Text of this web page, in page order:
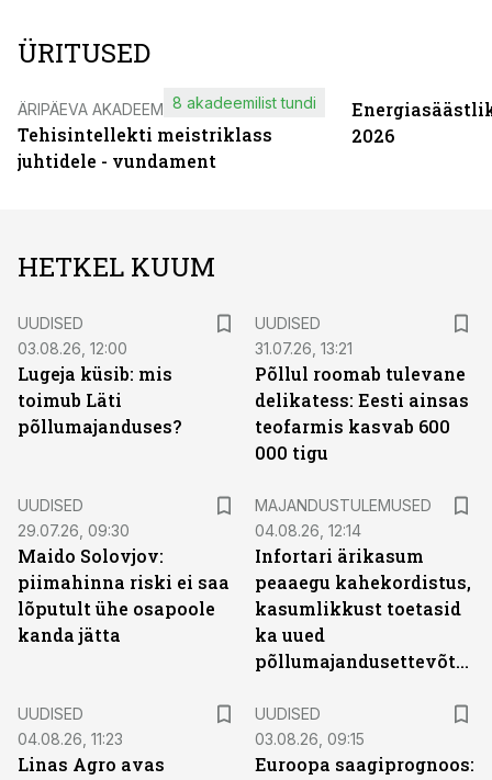
ÜRITUSED
ÄRIPÄEVA AKADEEMIA
Tehisintellekti meistriklass
juhtidele - vundament
8 akadeemilist tundi
2026
HETKEL KUUM
UUDISED
03.08.26, 12:00
Lugeja küsib: mis
toimub Läti
põllumajanduses?
UUDISED
31.07.26, 13:21
Põllul roomab tulevane
delikatess: Eesti ainsas
teofarmis kasvab 600
000 tigu
UUDISED
29.07.26, 09:30
Maido Solovjov:
piimahinna riski ei saa
lõputult ühe osapoole
kanda jätta
MAJANDUSTULEMUSED
04.08.26, 12:14
Infortari ärikasum
peaaegu kahekordistus,
kasumlikkust toetasid
ka uued
põllumajandusettevõtted
UUDISED
04.08.26, 11:23
Linas Agro avas
UUDISED
03.08.26, 09:15
Euroopa saagiprognoos: